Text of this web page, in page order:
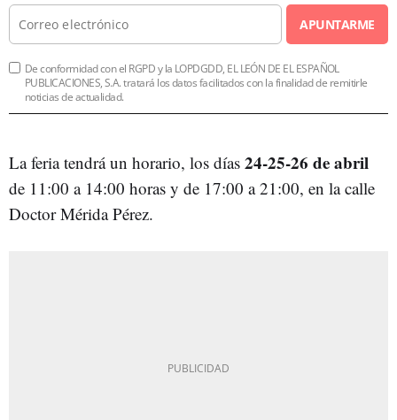
APUNTARME
De conformidad con el RGPD y la LOPDGDD, EL LEÓN DE EL ESPAÑOL
PUBLICACIONES, S.A. tratará los datos facilitados con la finalidad de remitirle
noticias de actualidad.
La feria tendrá un horario, los días 24-25-26 de abril
de 11:00 a 14:00 horas y de 17:00 a 21:00, en la calle
Doctor Mérida Pérez.